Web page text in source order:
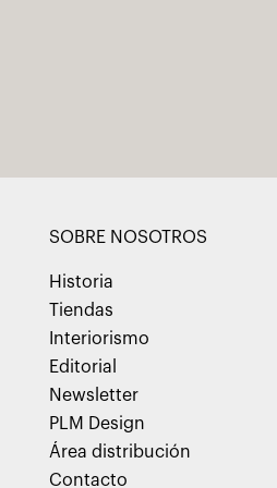
SOBRE NOSOTROS
Historia
Tiendas
Interiorismo
Editorial
Newsletter
PLM Design
Área distribución
Contacto